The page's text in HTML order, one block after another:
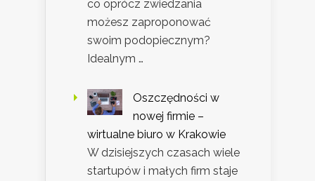
co oprócz zwiedzania
możesz zaproponować
swoim podopiecznym?
Idealnym …
Oszczędności w
nowej firmie –
wirtualne biuro w Krakowie
W dzisiejszych czasach wiele
startupów i małych firm staje